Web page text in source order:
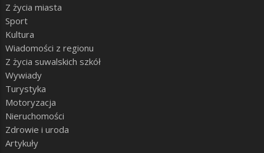
Z życia miasta
Sport
Kultura
Wiadomości z regionu
Z życia suwalskich szkół
Wywiady
Turystyka
Motoryzacja
Nieruchomości
Zdrowie i uroda
Artykuły